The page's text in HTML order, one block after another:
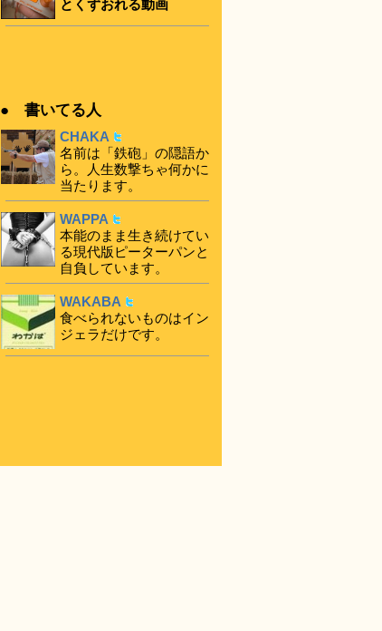
とくずおれる動画
● 書いてる人
CHAKA
名前は「鉄砲」の隠語か
ら。人生数撃ちゃ何かに
当たります。
WAPPA
本能のまま生き続けてい
る現代版ピーターパンと
自負しています。
WAKABA
食べられないものはイン
ジェラだけです。